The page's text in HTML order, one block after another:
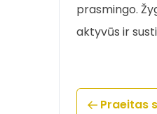
prasmingo.
aktyvūs ir
Praeitas